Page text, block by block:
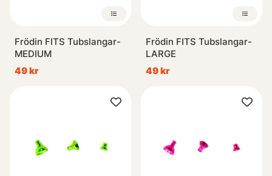
Frödin FITS Tubslangar-
MEDIUM
49 kr
Frödin FITS Tubslangar-
LARGE
49 kr